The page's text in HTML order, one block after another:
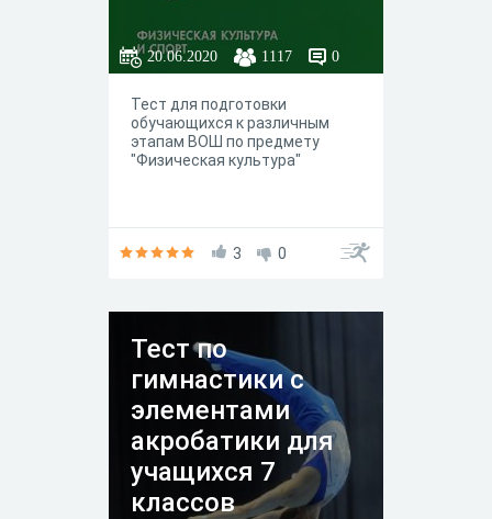
20.06.2020 1117 0
Тест для подготовки
обучающихся к различным
этапам ВОШ по предмету
"Физическая культура"
3 0
Тест по
гимнастики с
элементами
акробатики для
учащихся 7
классов